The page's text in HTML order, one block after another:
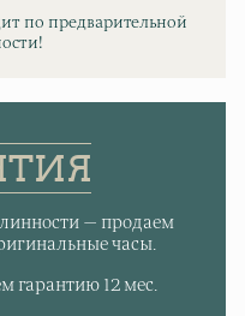
по предварительной
— продаем
часы.
гарантию 12 мес.